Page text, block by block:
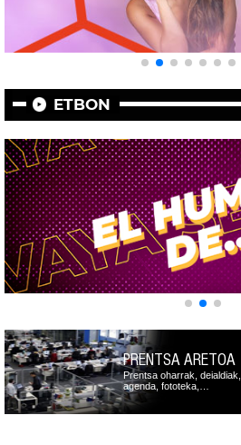
ETBON
PRENTSA ARETOA
Prentsa oharrak, deialdiak,
agenda, fototeka,…